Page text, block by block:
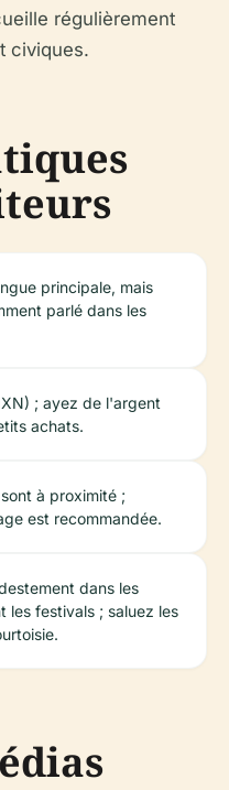
régulièrement
civiques.
principale, mais
parlé dans les
; ayez de l'argent
achats.
à proximité ;
est recommandée.
dans les
les festivals ; saluez les